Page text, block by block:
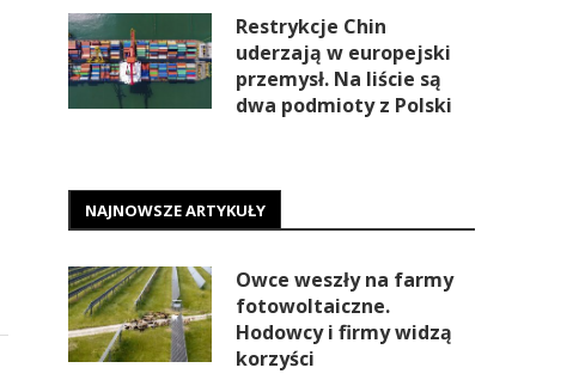
Restrykcje Chin
uderzają w europejski
przemysł. Na liście są
dwa podmioty z Polski
NAJNOWSZE ARTYKUŁY
Owce weszły na farmy
fotowoltaiczne.
Hodowcy i firmy widzą
korzyści